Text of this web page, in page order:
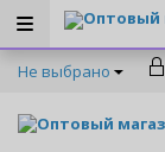
Оптовый
Не выбрано
Оптовый